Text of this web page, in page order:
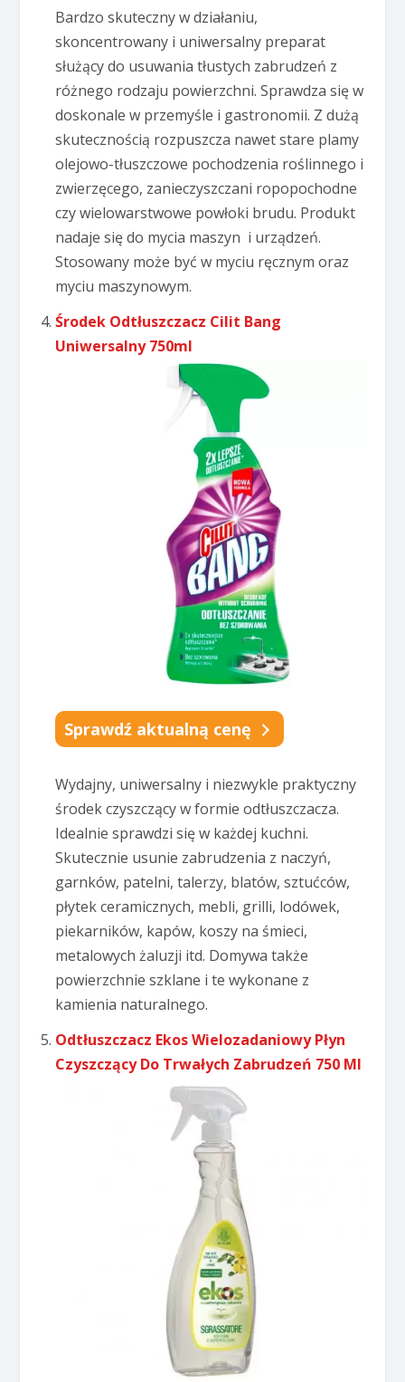
Bardzo skuteczny w działaniu,
skoncentrowany i uniwersalny preparat
służący do usuwania tłustych zabrudzeń z
różnego rodzaju powierzchni. Sprawdza się w
doskonale w przemyśle i gastronomii. Z dużą
skutecznością rozpuszcza nawet stare plamy
olejowo-tłuszczowe pochodzenia roślinnego i
zwierzęcego, zanieczyszczani ropopochodne
czy wielowarstwowe powłoki brudu. Produkt
nadaje się do mycia maszyn i urządzeń.
Stosowany może być w myciu ręcznym oraz
myciu maszynowym.
Środek Odtłuszczacz Cilit Bang
Uniwersalny 750ml
Sprawdź aktualną cenę
Wydajny, uniwersalny i niezwykle praktyczny
środek czyszczący w formie odtłuszczacza.
Idealnie sprawdzi się w każdej kuchni.
Skutecznie usunie zabrudzenia z naczyń,
garnków, patelni, talerzy, blatów, sztućców,
płytek ceramicznych, mebli, grilli, lodówek,
piekarników, kapów, koszy na śmieci,
metalowych żaluzji itd. Domywa także
powierzchnie szklane i te wykonane z
kamienia naturalnego.
Odtłuszczacz Ekos Wielozadaniowy Płyn
Czyszczący Do Trwałych Zabrudzeń 750 Ml